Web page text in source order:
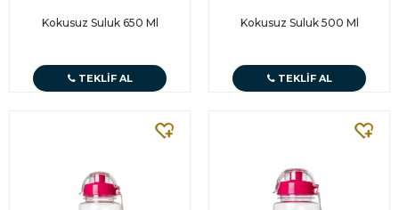
Kokusuz Suluk 650 Ml
TEKLIF AL
Kokusuz Suluk 500 Ml
TEKLIF AL